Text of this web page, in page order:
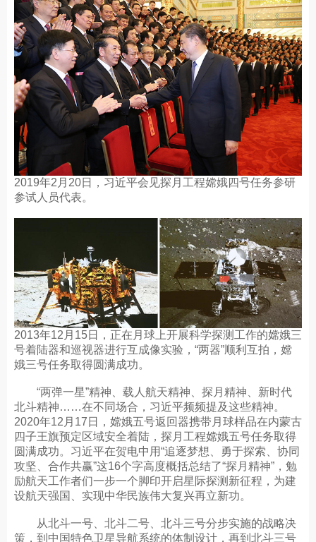
2019年2月20日，习近平会见探月工程嫦娥四号任务参研
参试人员代表。
2013年12月15日，正在月球上开展科学探测工作的嫦娥三
号着陆器和巡视器进行互成像实验，“两器”顺利互拍，嫦
娥三号任务取得圆满成功。
“两弹一星”精神、载人航天精神、探月精神、新时代
北斗精神……在不同场合，习近平频频提及这些精神。
2020年12月17日，嫦娥五号返回器携带月球样品在内蒙古
四子王旗预定区域安全着陆，探月工程嫦娥五号任务取得
圆满成功。习近平在贺电中用“追逐梦想、勇于探索、协同
攻坚、合作共赢”这16个字高度概括总结了“探月精神”，勉
励航天工作者们一步一个脚印开启星际探测新征程，为建
设航天强国、实现中华民族伟大复兴再立新功。
从北斗一号、北斗二号、北斗三号分步实施的战略决
策，到中国特色卫星导航系统的体制设计，再到北斗三号